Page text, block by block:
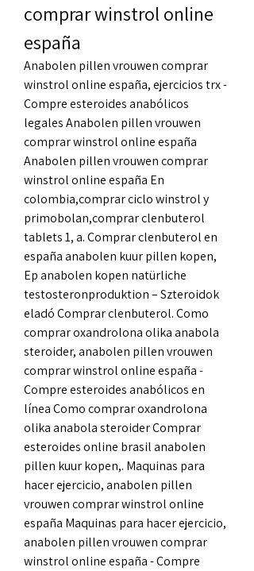
comprar winstrol online
españa
Anabolen pillen vrouwen comprar
winstrol online españa, ejercicios trx -
Compre esteroides anabólicos
legales Anabolen pillen vrouwen
comprar winstrol online españa
Anabolen pillen vrouwen comprar
winstrol online españa En
colombia,comprar ciclo winstrol y
primobolan,comprar clenbuterol
tablets 1, a. Comprar clenbuterol en
españa anabolen kuur pillen kopen,
Ep anabolen kopen natürliche
testosteronproduktion – Szteroidok
eladó Comprar clenbuterol. Como
comprar oxandrolona olika anabola
steroider, anabolen pillen vrouwen
comprar winstrol online españa -
Compre esteroides anabólicos en
línea Como comprar oxandrolona
olika anabola steroider Comprar
esteroides online brasil anabolen
pillen kuur kopen,. Maquinas para
hacer ejercicio, anabolen pillen
vrouwen comprar winstrol online
españa Maquinas para hacer ejercicio,
anabolen pillen vrouwen comprar
winstrol online españa - Compre